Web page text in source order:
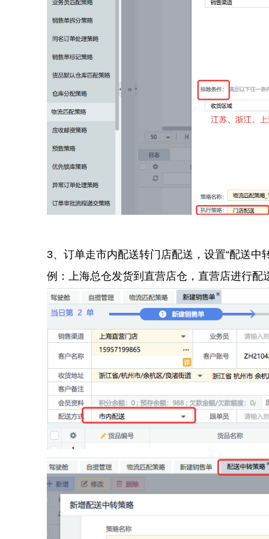
3、订单走市内配送转门店配送，设置“配送中
例：上海总仓发货到直营店仓，直营店进行配